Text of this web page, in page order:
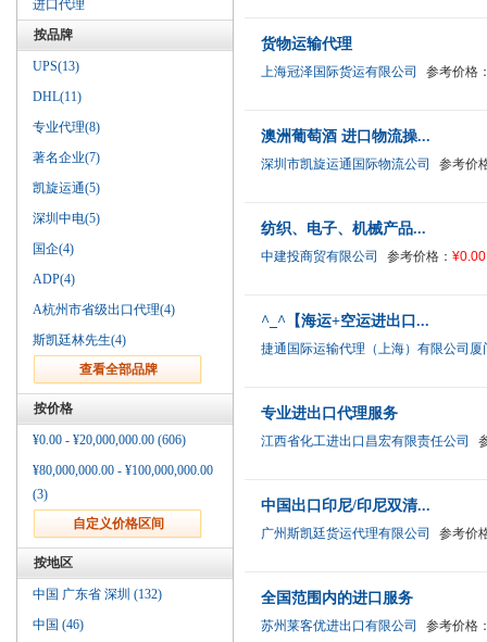
进口代理
按品牌
UPS(13)
DHL(11)
专业代理(8)
著名企业(7)
凯旋运通(5)
深圳中电(5)
国企(4)
ADP(4)
A杭州市省级出口代理(4)
斯凯廷林先生(4)
按价格
¥0.00 - ¥20,000,000.00 (606)
¥80,000,000.00 - ¥100,000,000.00
(3)
按地区
中国 广东省 深圳 (132)
中国 (46)
货物运输代理
上海冠泽国际货运有限公司 参考价格
澳洲葡萄酒 进口物流操...
深圳市凯旋运通国际物流公司 参考价
纺织、电子、机械产品...
中建投商贸有限公司 参考价格： ¥0.00
^_^【海运+空运进出口...
捷通国际运输代理（上海）有限公司厦
专业进出口代理服务
江西省化工进出口昌宏有限责任公司
中国出口印尼/印尼双清...
广州斯凯廷货运代理有限公司 参考价
全国范围内的进口服务
苏州莱客优进出口有限公司 参考价格